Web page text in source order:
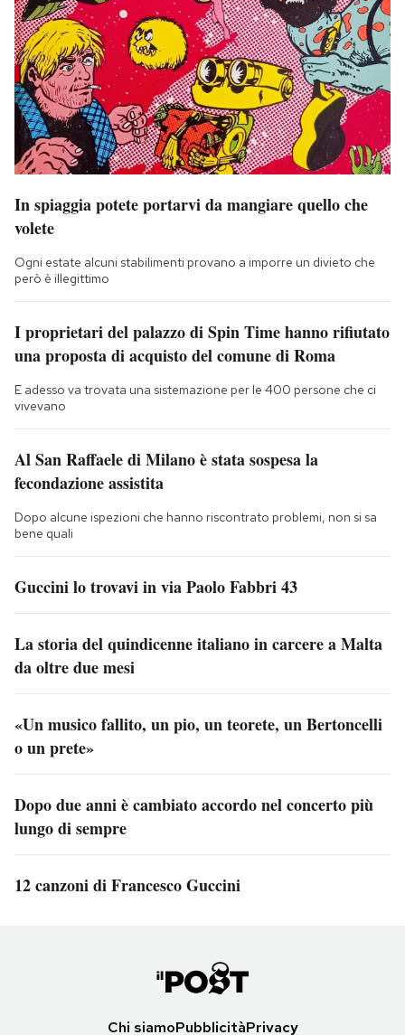
In spiaggia potete portarvi da mangiare quello che
volete
Ogni estate alcuni stabilimenti provano a imporre un divieto che
però è illegittimo
I proprietari del palazzo di Spin Time hanno rifiutato
una proposta di acquisto del comune di Roma
E adesso va trovata una sistemazione per le 400 persone che ci
vivevano
Al San Raffaele di Milano è stata sospesa la
fecondazione assistita
Dopo alcune ispezioni che hanno riscontrato problemi, non si sa
bene quali
Guccini lo trovavi in via Paolo Fabbri 43
La storia del quindicenne italiano in carcere a Malta
da oltre due mesi
«Un musico fallito, un pio, un teorete, un Bertoncelli
o un prete»
Dopo due anni è cambiato accordo nel concerto più
lungo di sempre
12 canzoni di Francesco Guccini
Chi siamoPubblicitàPrivacy